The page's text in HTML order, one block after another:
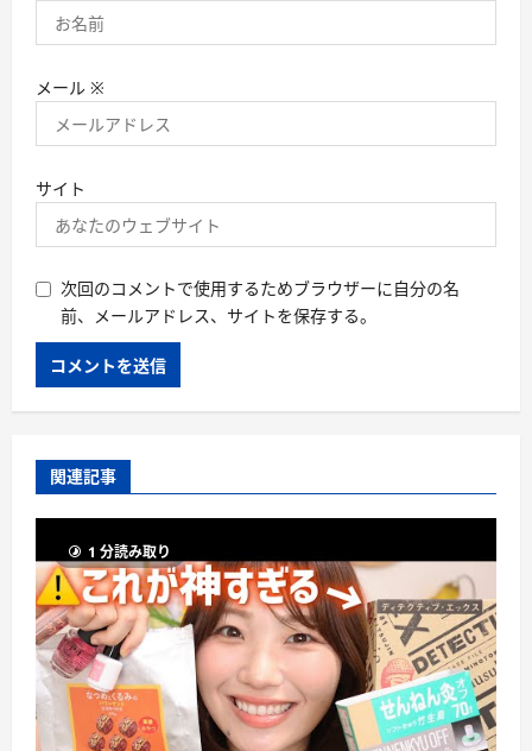
メール ※
サイト
次回のコメントで使用するためブラウザーに自分の名
前、メールアドレス、サイトを保存する。
関連記事
1 分読み取り